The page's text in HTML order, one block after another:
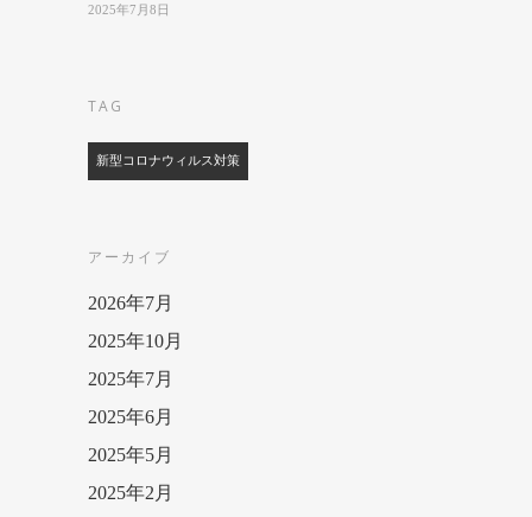
2025年7月8日
TAG
新型コロナウィルス対策
アーカイブ
2026年7月
2025年10月
2025年7月
2025年6月
2025年5月
2025年2月